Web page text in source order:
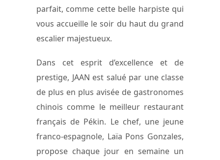
parfait, comme cette belle harpiste qui
vous accueille le soir du haut du grand
escalier majestueux.
Dans cet esprit d’excellence et de
prestige, JAAN est salué par une classe
de plus en plus avisée de gastronomes
chinois comme le meilleur restaurant
français de Pékin. Le chef, une jeune
franco-espagnole, Laïa Pons Gonzales,
propose chaque jour en semaine un